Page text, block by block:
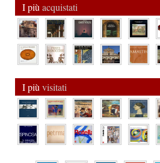
I più acquistati
I più visitati